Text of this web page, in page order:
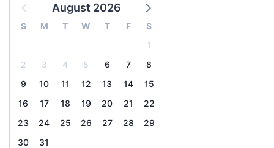
August 2026
S M T W T F
S
1
2
3 4 5 6 7
8
9
10 11 12 13 14
15
16
17 18 19 20 21
22
23
24 25 26 27 28
29
30
31